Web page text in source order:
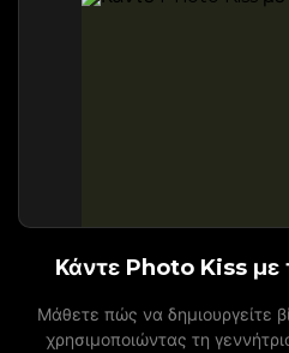
Κάντε Photo Kiss με
Μάθετε πώς να δημιουργείτε
χρησιμοποιώντας τη